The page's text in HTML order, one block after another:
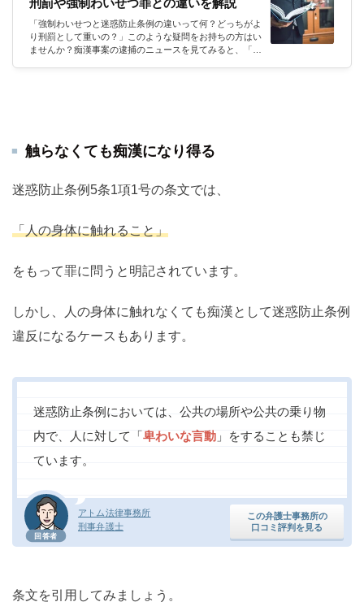
刑罰や強制わいせつ罪との違いを解説
「強制わいせつと迷惑防止条例の違いって何？どっちがよ
り刑罰として重いの？」このような疑問をお持ちの方はい
ませんか？痴漢事案の逮捕のニュースを見てみると、「強
触らなくても痴漢になり得る
迷惑防止条例5条1項1号の条文では、
「人の身体に触れること」
をもって罪に問うと明記されています。
しかし、人の身体に触れなくても痴漢として迷惑防止条例
違反になるケースもあります。
回答者
アトム法律事務所
刑事弁護士
この弁護士事務所の
口コミ評判を見る
迷惑防止条例においては、公共の場所や公共の乗り物
内で、人に対して「卑わいな言動 」をすることも禁じ
ています。
条文を引用してみましょう。